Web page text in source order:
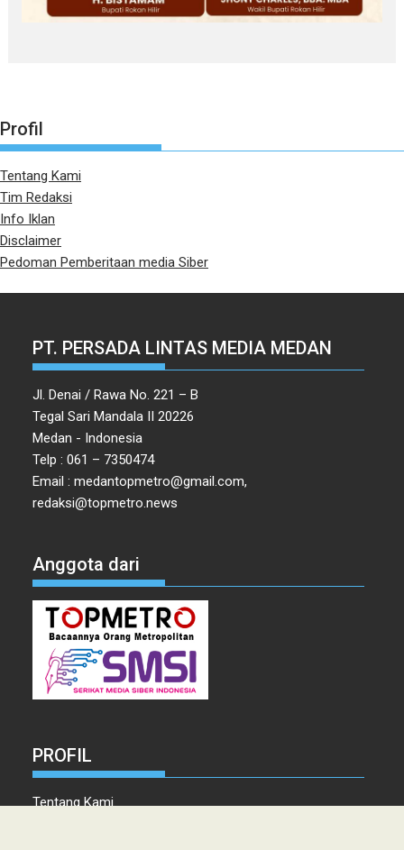
Profil
Tentang Kami
Tim Redaksi
Info Iklan
Disclaimer
Pedoman Pemberitaan media Siber
PT. PERSADA LINTAS MEDIA MEDAN
Jl. Denai / Rawa No. 221 – B
Tegal Sari Mandala II 20226
Medan - Indonesia
Telp : 061 – 7350474
Email : medantopmetro@gmail.com,
redaksi@topmetro.news
Anggota dari
PROFIL
Tentang Kami